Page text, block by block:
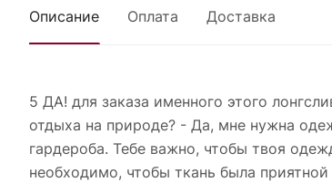
Описание Оплата Доставка
5 ДА! для заказа именного этого
отдыха на природе? - Да, мне нужна
гардероба. Тебе важно, чтобы твоя
необходимо, чтобы ткань была